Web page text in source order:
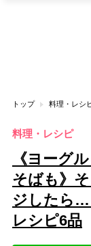
トップ 料理・レシ
料理・レシピ
《ヨーグ
そばも》
ジしたら…
レシピ6品